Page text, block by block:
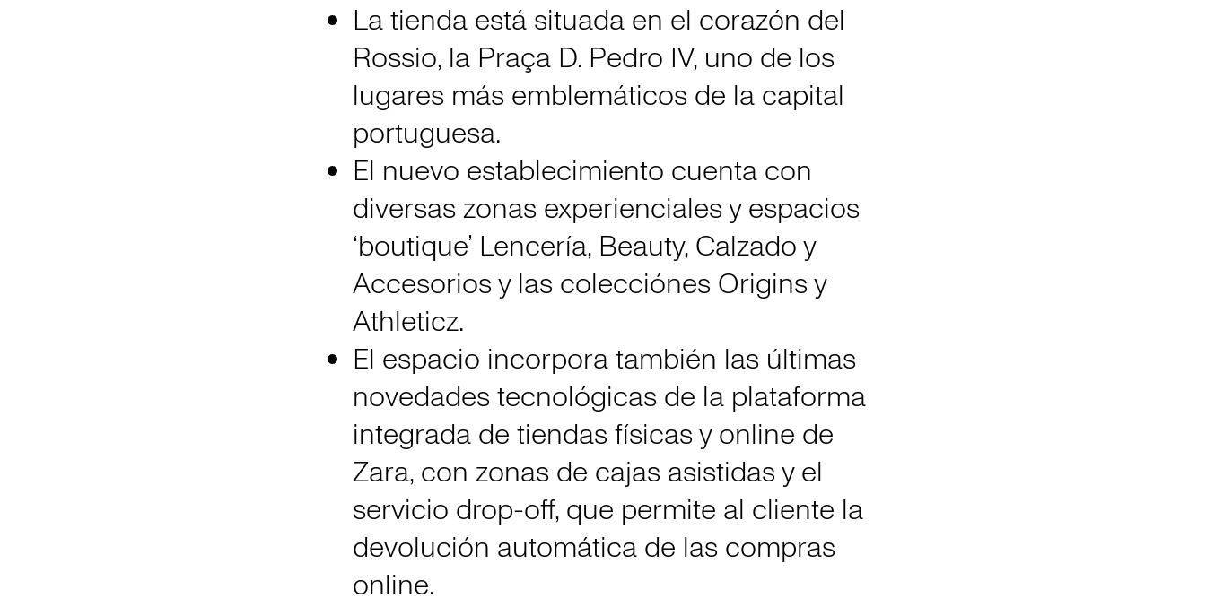
La tienda está situada en el corazón del
Rossio, la Praça D. Pedro IV, uno de los
lugares más emblemáticos de la capital
portuguesa.
El nuevo establecimiento cuenta con
diversas zonas experienciales y espacios
‘boutique’ Lencería, Beauty, Calzado y
Accesorios y las colecciónes Origins y
Athleticz.
El espacio incorpora también las últimas
novedades tecnológicas de la plataforma
integrada de tiendas físicas y online de
Zara, con zonas de cajas asistidas y el
servicio drop-off, que permite al cliente la
devolución automática de las compras
online.